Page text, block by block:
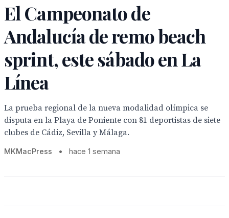
El Campeonato de
Andalucía de remo beach
sprint, este sábado en La
Línea
La prueba regional de la nueva modalidad olímpica se
disputa en la Playa de Poniente con 81 deportistas de siete
clubes de Cádiz, Sevilla y Málaga.
MKMacPress • hace 1 semana